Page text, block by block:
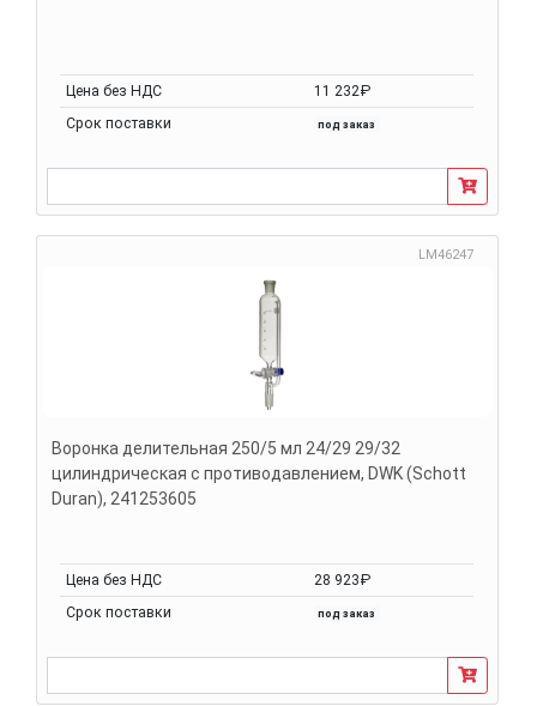
Цена без НДС
11 232₽
Срок поставки
под заказ
LM46247
Воронка делительная 250/5 мл 24/29 29/32
цилиндрическая с противодавлением, DWK (Schott
Duran), 241253605
Цена без НДС
28 923₽
Срок поставки
под заказ